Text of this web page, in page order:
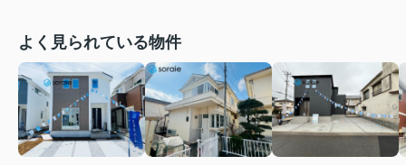
よく見られている物件